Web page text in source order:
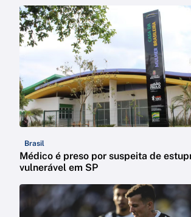
Brasil
Médico é preso por suspeita de
vulnerável em SP